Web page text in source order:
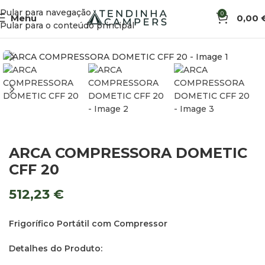
Pular para navegação
Pular para o conteúdo principal
Menu 0 0,00
Início Arcas e Frigoríficos Arcas Compressoras
ARCA COMPRESSORA DOMETIC
CFF 20
512,23 €
Frigorífico Portátil com Compressor
Detalhes do Produto: